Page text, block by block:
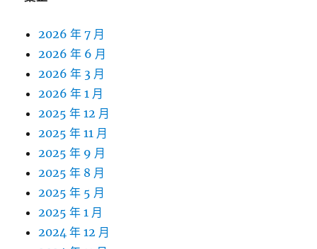
2026 年 7 月
2026 年 6 月
2026 年 3 月
2026 年 1 月
2025 年 12 月
2025 年 11 月
2025 年 9 月
2025 年 8 月
2025 年 5 月
2025 年 1 月
2024 年 12 月